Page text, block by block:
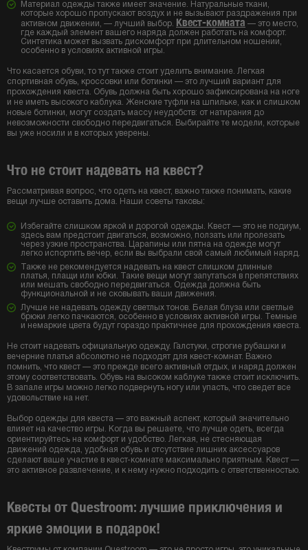
Материал одежды также имеет значение. Натуральные ткани,
которые хорошо пропускают воздух и не вызывают раздражения при
активном движении, — лучший выбор. Квест-комната — это место,
где каждый элемент вашего наряда должен работать на комфорт.
Синтетика может вызвать дискомфорт при длительном ношении,
особенно в условиях активной игры.
Что касается обуви, то тут также стоит уделить внимание. Легкая
спортивная обувь, кроссовки или ботинки — это лучший вариант для
прохождения квеста. Обувь должна быть хорошо зафиксирована на ноге
и не иметь высокого каблука. Женские туфли на шпильке, как и слишком
новые ботинки, могут создать массу неудобств: от натирания до
невозможности свободно передвигаться. Выбирайте те модели, которые
вы уже носили и в которых уверены.
Что не стоит надевать на квест?
Рассматривая вопрос, что одеть на квест, важно также понимать, какие
вещи лучше оставить дома. Наши советы таковы:
Избегайте слишком яркой и дорогой одежды. Квест — это не подиум,
здесь вам предстоит двигаться, возможно, ползать или пролезать
через узкие пространства. Царапины или пятна на одежде могут
легко испортить вечер, если вы выбрали свой самый любимый наряд.
Также не рекомендуется надевать на квест слишком длинные
платья, плащи или юбки. Такие вещи могут запутаться в препятствиях
или мешать свободно передвигаться. Одежда должна быть
функциональной и не сковывать ваши движения.
Лучше не надевать одежду светлых тонов. Белая блуза или светлые
брюки легко пачкаются, особенно в условиях активной игры. Темные
и немаркие цвета будут гораздо практичнее для прохождения квеста.
Не стоит надевать официальную одежду. Галстуки, строгие рубашки и
вечерние платья абсолютно не подходят для квест-комнат. Важно
помнить, что квест — это прежде всего активный отдых, и наряд должен
этому соответствовать. Обувь на высоком каблуке также стоит исключить.
В запале игры можно легко подвернуть ногу или упасть, что сведет все
удовольствие на нет.
Выбор одежды для квеста — это важный аспект, который значительно
влияет на качество игры. Когда вы решаете, что лучше одеть, всегда
ориентируйтесь на комфорт и удобство. Легкая, не стесняющая
движений одежда, удобная обувь и отсутствие лишних аксессуаров
сделают ваше участие в квест-комнате максимально приятным. Квест —
это активное развлечение, и к нему нужно подходить с ответственностью.
Квесты от Questroom: лучшие приключения и
яркие эмоции в подарок!